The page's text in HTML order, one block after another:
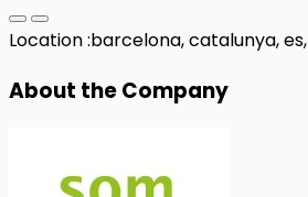
Location :barcelona, catalunya, es,
About the Company